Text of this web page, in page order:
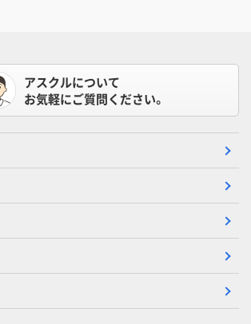
アスクルについて
お気軽にご質問ください。